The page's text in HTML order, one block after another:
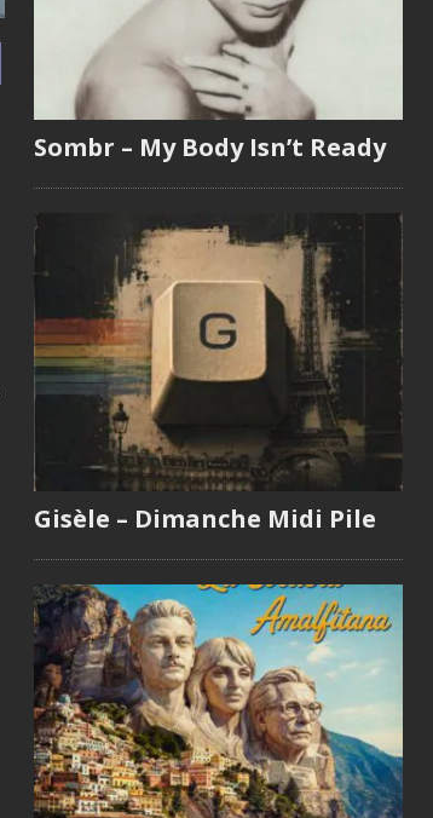
Sombr – My Body Isn’t Ready
Gisèle – Dimanche Midi Pile